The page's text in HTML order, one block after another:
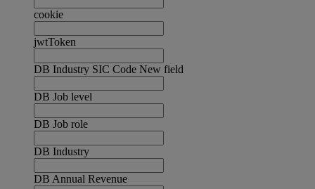
cookie
jwtToken
DB Industry SIC Code New field
DB Job level
DB Job role
DB Industry
DB Annual Revenue